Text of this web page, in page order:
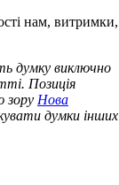
нам, витримки,
думку виключно
Позиція
зору Нова
думки інших